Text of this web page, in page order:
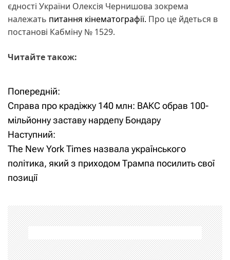
єдності України Олексія Чернишова зокрема
належать питання кінематографії. Про це йдеться в
постанові Кабміну № 1529.
Читайте також:
Н
а
в
і
г
а
ц
і
Попередній:
Справа про крадіжку 140 млн: ВАКС обрав 100-
мільйонну заставу нардепу Бондару
Наступний:
The New York Times назвала українського
політика, який з приходом Трампа посилить свої
позиції